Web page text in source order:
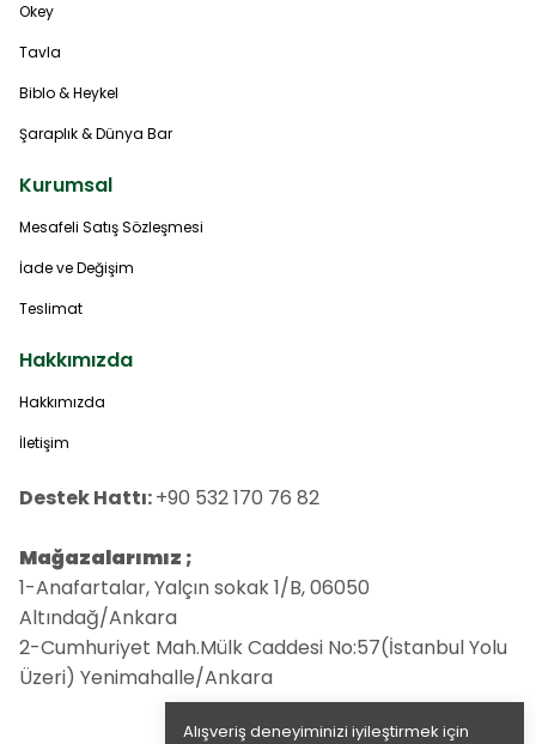
Alışveriş deneyiminizi iyileştirmek için
Okey
Tavla
Biblo & Heykel
Şaraplık & Dünya Bar
Kurumsal
Mesafeli Satış Sözleşmesi
İade ve Değişim
Teslimat
Hakkımızda
Hakkımızda
İletişim
Destek Hattı:+90 532 170 76 82
Mağazalarımız ;
1-Anafartalar, Yalçın sokak 1/B, 06050
Altındağ/Ankara
2-Cumhuriyet Mah.Mülk Caddesi No:57(İstanbul Yolu
Üzeri) Yenimahalle/Ankara